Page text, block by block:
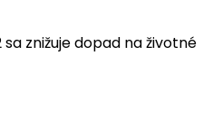
znižuje dopad na životné